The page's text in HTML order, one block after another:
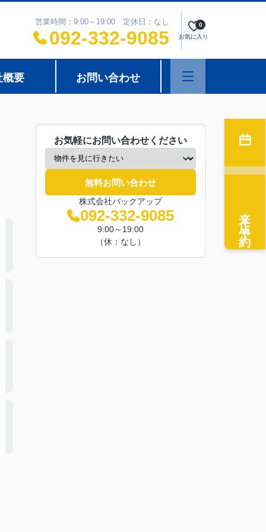
営業時間：9:00～19:00 定休日：なし
092-332-9085 お気に入り
0
概要 お問い合わせ
お気軽にお問い合わせください
無料お問い合わせ
株式会社バックアップ
092-332-9085
9:00～19:00
（休：なし）
来店予約